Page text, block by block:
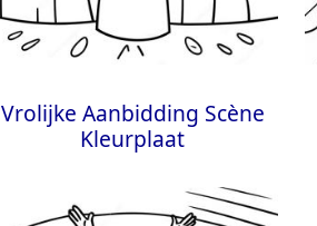
Vrolijke Aanbidding Scène
Kleurplaat